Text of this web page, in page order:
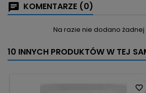
KOMENTARZE (0)
Na razie nie dodano żadnej
10 INNYCH PRODUKTÓW W TEJ
favorite_border